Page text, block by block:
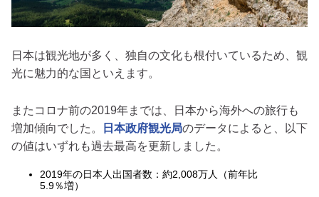
日本は観光地が多く、独自の文化も根付いているため、観
光に魅力的な国といえます。
またコロナ前の2019年までは、日本から海外への旅行も
増加傾向でした。
日本政府観光局のデータによると、以下
の値はいずれも過去最高を更新しました。
2019年の日本人出国者数：約2,008万人（前年比
5.9％増）